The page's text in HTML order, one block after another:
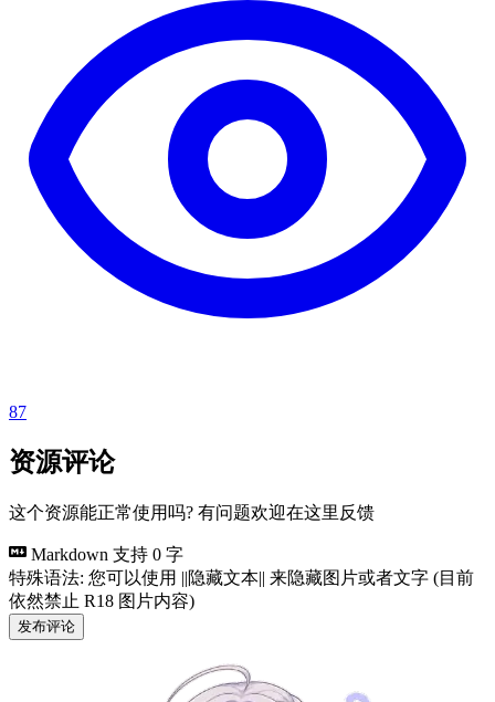
87
资源评论
这个资源能正常使用吗? 有问题欢迎在这里反馈
Markdown 支持 0 字
特殊语法: 您可以使用 ||隐藏文本|| 来隐藏图片或者文字 (目前
依然禁止 R18 图片内容)
发布评论